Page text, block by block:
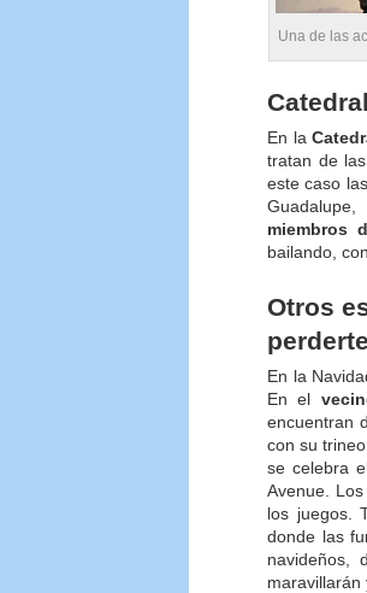
Una de las
En la
tratan de
este caso
Guadalupe,
miembros
bailando,
Otros
perderte
En la
En el
encuentran
con su
se celebra
Avenue.
los juegos.
donde las
navideños,
maravillarán